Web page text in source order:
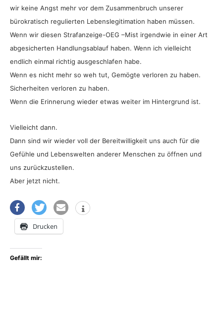
wir keine Angst mehr vor dem Zusammenbruch unserer
bürokratisch regulierten Lebenslegitimation haben müssen.
Wenn wir diesen Strafanzeige-OEG –Mist irgendwie in einer Art
abgesicherten Handlungsablauf haben. Wenn ich vielleicht
endlich einmal richtig ausgeschlafen habe.
Wenn es nicht mehr so weh tut, Gemögte verloren zu haben.
Sicherheiten verloren zu haben.
Wenn die Erinnerung wieder etwas weiter im Hintergrund ist.
Vielleicht dann.
Dann sind wir wieder voll der Bereitwilligkeit uns auch für die
Gefühle und Lebenswelten anderer Menschen zu öffnen und
uns zurückzustellen.
Aber jetzt nicht.
Drucken
Gefällt mir: